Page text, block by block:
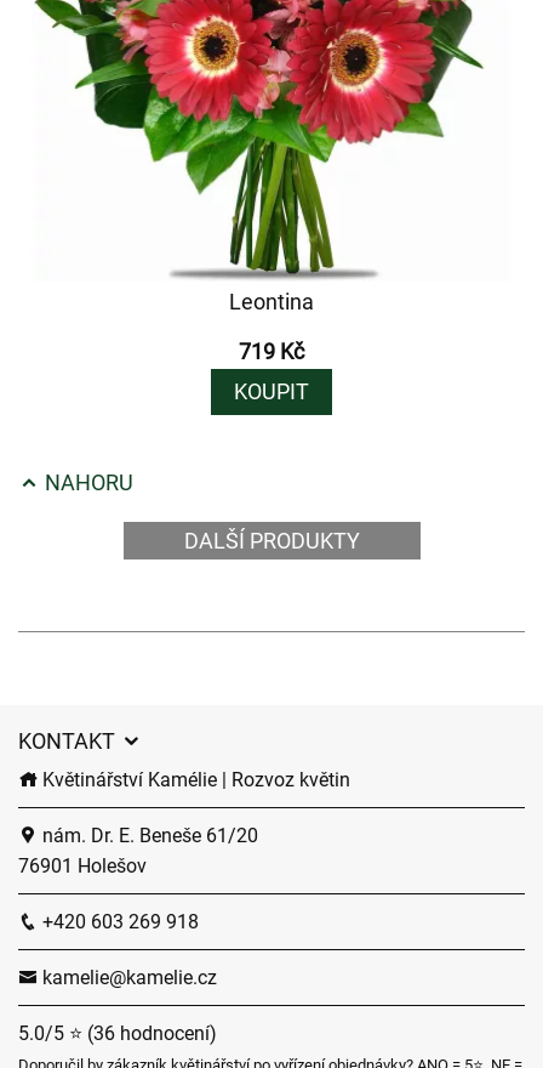
Leontina
719 Kč
KOUPIT
NAHORU
DALŠÍ PRODUKTY
KONTAKT
Květinářství Kamélie | Rozvoz květin
nám. Dr. E. Beneše 61/20
76901 Holešov
+420 603 269 918
kamelie@kamelie.cz
5.0/5 ⭐ (36 hodnocení)